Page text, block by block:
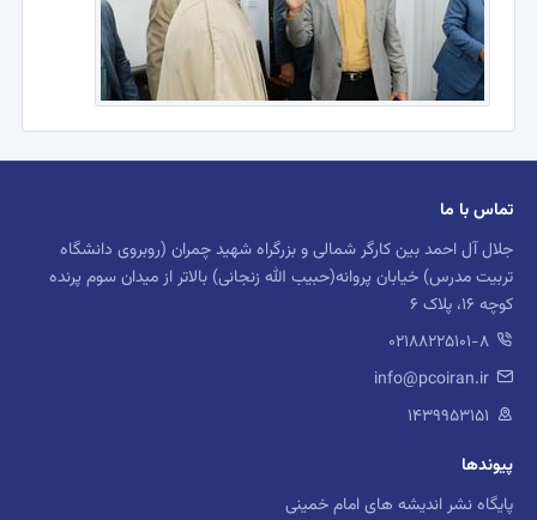
تماس با ما
جلال آل احمد بین کارگر شمالی و بزرگراه شهید چمران (روبروی دانشگاه
تربیت مدرس) خیابان پروانه(حبیب الله زنجانی) بالاتر از میدان سوم پرنده
کوچه 16، پلاک 6
02188225101-8
info@pcoiran.ir
۱۴۳۹۹۵۳۱۵۱
پیوندها
پایگاه نشر اندیشه های امام خمینی